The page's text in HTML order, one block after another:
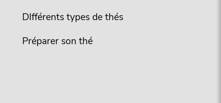
DIfférents types de thés
Préparer son thé